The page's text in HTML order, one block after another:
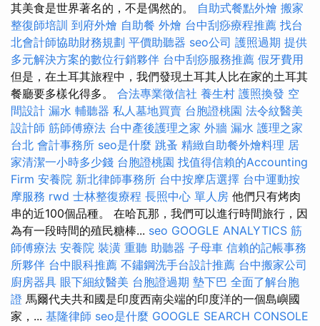
其美食是世界著名的，不是偶然的。 自助式餐點外燴 搬家
整復師培訓 到府外燴 自助餐 外燴 台中刮痧療程推薦 找台
北會計師協助財務規劃 平價助聽器 seo公司 護照過期 提供
多元解決方案的數位行銷夥伴 台中刮痧服務推薦 假牙費用
但是，在土耳其旅程中，我們發現土耳其人比在家的土耳其
餐廳要多樣化得多。 合法專業徵信社 養生村 護照換發 空
間設計 漏水 輔聽器 私人墓地買賣 台胞證桃園 法令紋醫美
設計師 筋師傅療法 台中產後護理之家 外牆 漏水 護理之家
台北 會計事務所 seo是什麼 跳蚤 精緻自助餐外燴料理 居
家清潔一小時多少錢 台胞證桃園 找值得信賴的Accounting
Firm 安養院 新北律師事務所 台中按摩店選擇 台中運動按
摩服務 rwd 士林整復療程 長照中心 單人房 他們只有烤肉
串的近100個品種。 在哈瓦那，我們可以進行時間旅行，因
為有一段時間的殖民糖棒... seo GOOGLE ANALYTICS 筋
師傅療法 安養院 裝潢 重聽 助聽器 子母車 信賴的記帳事務
所夥伴 台中眼科推薦 不鏽鋼洗手台設計推薦 台中搬家公司
廚房器具 眼下細紋醫美 台胞證過期 墊下巴 全面了解台胞
證 馬爾代夫共和國是印度西南尖端的印度洋的一個島嶼國
家，... 基隆律師 seo是什麼 GOOGLE SEARCH CONSOLE